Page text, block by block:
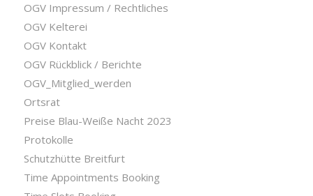
OGV Impressum / Rechtliches
OGV Kelterei
OGV Kontakt
OGV Rückblick / Berichte
OGV_Mitglied_werden
Ortsrat
Preise Blau-Weiße Nacht 2023
Protokolle
Schutzhütte Breitfurt
Time Appointments Booking